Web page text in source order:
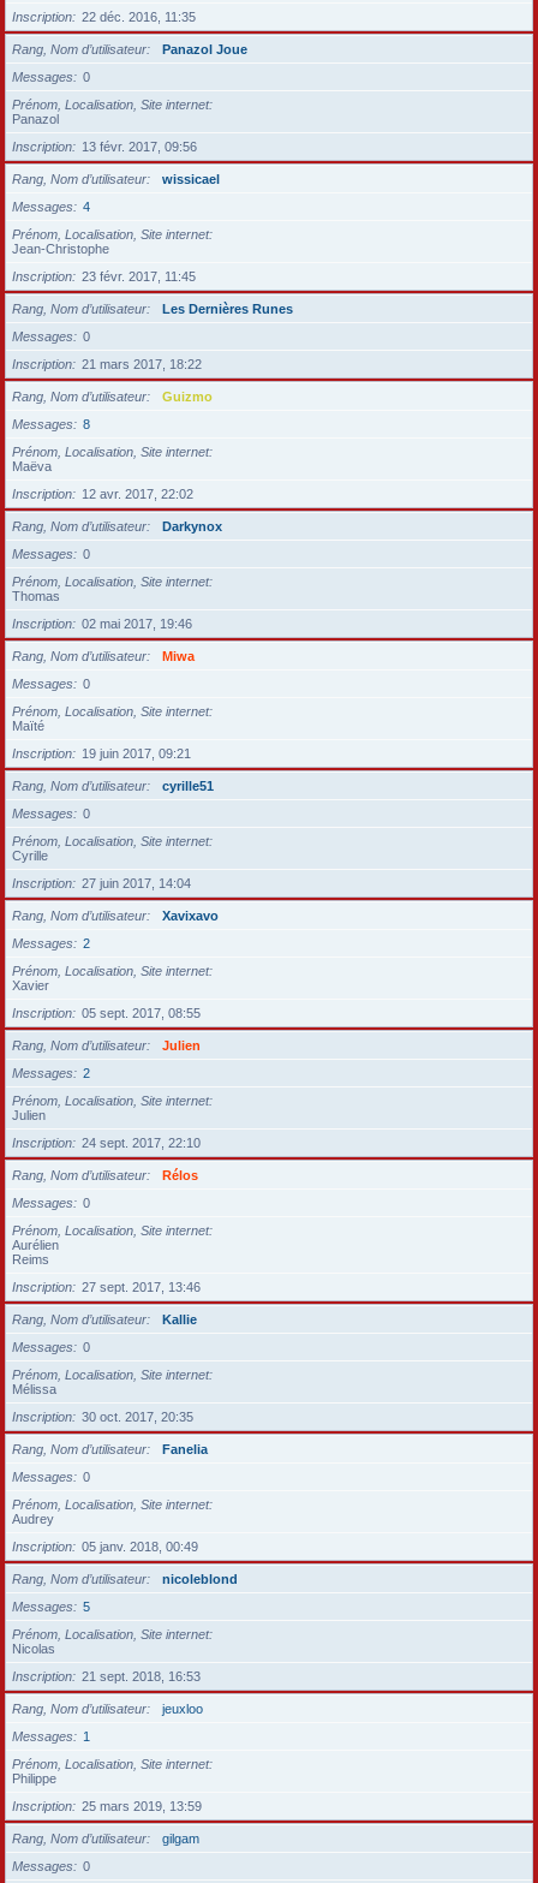
Inscription
22 déc. 2016, 11:35
Rang, Nom d’utilisateur
Panazol Joue
Messages
0
Prénom, Localisation, Site internet
Panazol
Inscription
13 févr. 2017, 09:56
Rang, Nom d’utilisateur
wissicael
Messages
4
Prénom, Localisation, Site internet
Jean-Christophe
Inscription
23 févr. 2017, 11:45
Rang, Nom d’utilisateur
Les Dernières Runes
Messages
0
Inscription
21 mars 2017, 18:22
Rang, Nom d’utilisateur
Guizmo
Messages
8
Prénom, Localisation, Site internet
Maëva
Inscription
12 avr. 2017, 22:02
Rang, Nom d’utilisateur
Darkynox
Messages
0
Prénom, Localisation, Site internet
Thomas
Inscription
02 mai 2017, 19:46
Rang, Nom d’utilisateur
Miwa
Messages
0
Prénom, Localisation, Site internet
Maïté
Inscription
19 juin 2017, 09:21
Rang, Nom d’utilisateur
cyrille51
Messages
0
Prénom, Localisation, Site internet
Cyrille
Inscription
27 juin 2017, 14:04
Rang, Nom d’utilisateur
Xavixavo
Messages
2
Prénom, Localisation, Site internet
Xavier
Inscription
05 sept. 2017, 08:55
Rang, Nom d’utilisateur
Julien
Messages
2
Prénom, Localisation, Site internet
Julien
Inscription
24 sept. 2017, 22:10
Rang, Nom d’utilisateur
Rélos
Messages
0
Prénom, Localisation, Site internet
Aurélien
Reims
Inscription
27 sept. 2017, 13:46
Rang, Nom d’utilisateur
Kallie
Messages
0
Prénom, Localisation, Site internet
Mélissa
Inscription
30 oct. 2017, 20:35
Rang, Nom d’utilisateur
Fanelia
Messages
0
Prénom, Localisation, Site internet
Audrey
Inscription
05 janv. 2018, 00:49
Rang, Nom d’utilisateur
nicoleblond
Messages
5
Prénom, Localisation, Site internet
Nicolas
Inscription
21 sept. 2018, 16:53
Rang, Nom d’utilisateur
jeuxloo
Messages
1
Prénom, Localisation, Site internet
Philippe
Inscription
25 mars 2019, 13:59
Rang, Nom d’utilisateur
gilgam
Messages
0